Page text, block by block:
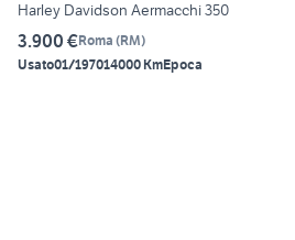
Harley Davidson Aermacchi 350
3.900 €Roma (RM)
Usato01/197014000 KmEpoca